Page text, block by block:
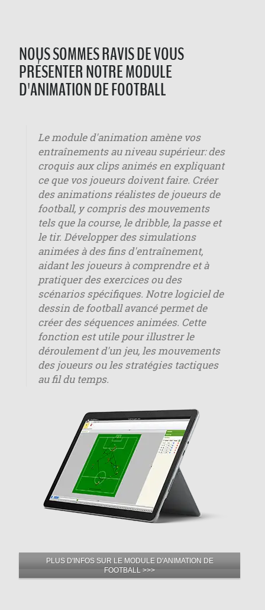
NOUS SOMMES RAVIS DE VOUS
PRÉSENTER NOTRE MODULE
D'ANIMATION DE FOOTBALL
Le module d'animation amène vos
entraînements au niveau supérieur: des
croquis aux clips animés en expliquant
ce que vos joueurs doivent faire. Créer
des animations réalistes de joueurs de
football, y compris des mouvements
tels que la course, le dribble, la passe et
le tir. Développer des simulations
animées à des fins d'entraînement,
aidant les joueurs à comprendre et à
pratiquer des exercices ou des
scénarios spécifiques. Notre logiciel de
dessin de football avancé permet de
créer des séquences animées. Cette
fonction est utile pour illustrer le
déroulement d'un jeu, les mouvements
des joueurs ou les stratégies tactiques
au fil du temps.
PLUS D'INFOS SUR LE MODULE D'ANIMATION DE
FOOTBALL >>>